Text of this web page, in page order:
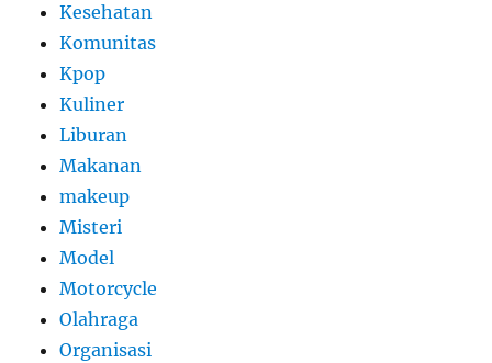
Kesehatan
Komunitas
Kpop
Kuliner
Liburan
Makanan
makeup
Misteri
Model
Motorcycle
Olahraga
Organisasi